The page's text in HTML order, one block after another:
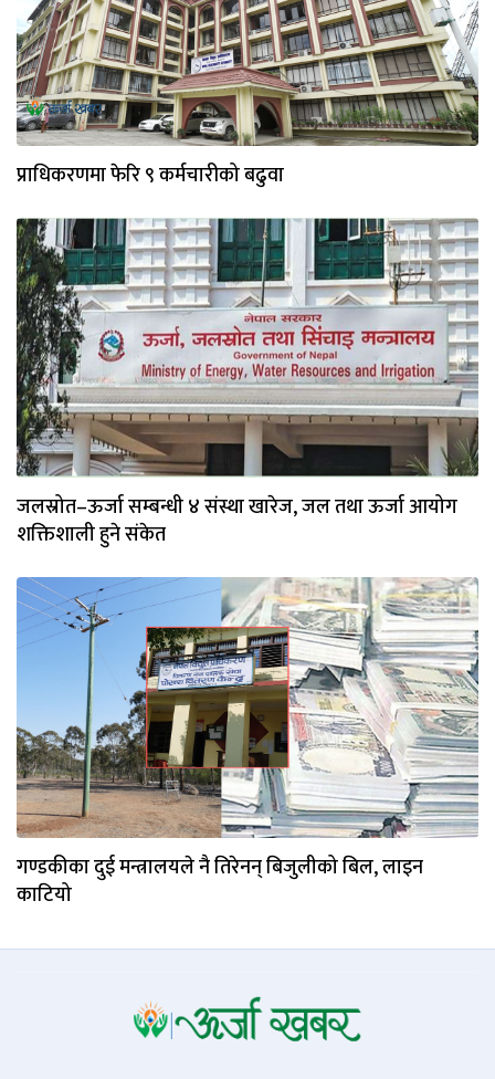
प्राधिकरणमा फेरि ९ कर्मचारीको बढुवा
जलस्रोत–ऊर्जा सम्बन्धी ४ संस्था खारेज, जल तथा ऊर्जा आयोग
शक्तिशाली हुने संकेत
गण्डकीका दुई मन्त्रालयले नै तिरेनन् बिजुलीको बिल, लाइन
काटियो